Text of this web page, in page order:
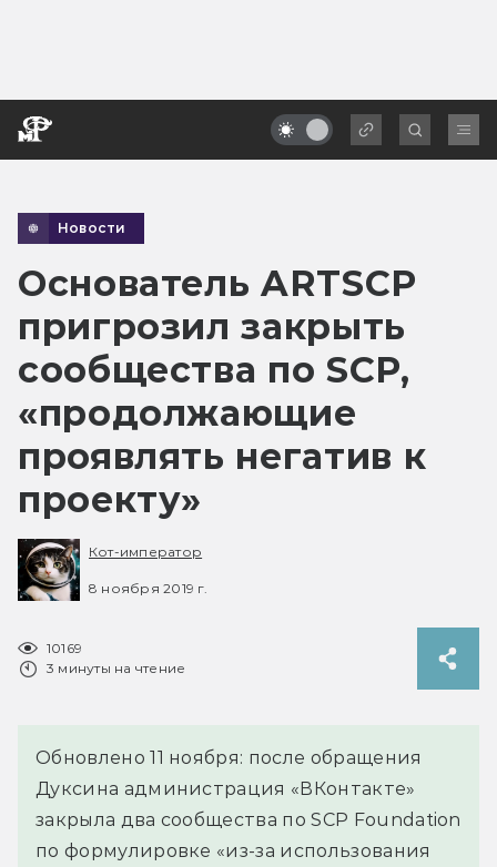
Новости
Основатель ARTSCP
пригрозил закрыть
сообщества по SCP,
«продолжающие
проявлять негатив к
проекту»
Кот-император
8 ноября 2019 г.
10169
3 минуты на чтение
Обновлено 11 ноября: после обращения
Дуксина администрация «ВКонтакте»
закрыла два сообщества по SCP Foundation
по формулировке «из-за использования